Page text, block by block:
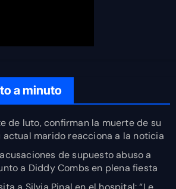
a minuto
de luto, confirman la muerte de su
actual marido reacciona a la noticia
de supuesto abuso a
a Diddy Combs en plena fiesta